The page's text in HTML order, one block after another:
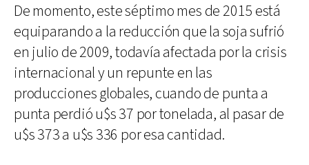
De momento, este séptimo mes de 2015 está
equiparando a la reducción que la soja sufrió
en julio de 2009, todavía afectada por la crisis
internacional y un repunte en las
producciones globales, cuando de punta a
punta perdió u$s 37 por tonelada, al pasar de
u$s 373 a u$s 336 por esa cantidad.